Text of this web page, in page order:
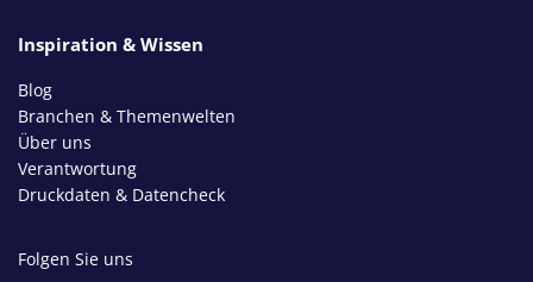
Inspiration & Wissen
Blog
Branchen & Themenwelten
Über uns
Verantwortung
Druckdaten & Datencheck
Folgen Sie uns